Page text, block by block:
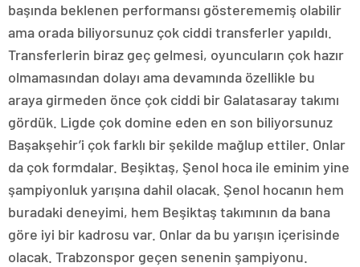
başında beklenen performansı gösterememiş olabilir
ama orada biliyorsunuz çok ciddi transferler yapıldı.
Transferlerin biraz geç gelmesi, oyuncuların çok hazır
olmamasından dolayı ama devamında özellikle bu
araya girmeden önce çok ciddi bir Galatasaray takımı
gördük. Ligde çok domine eden en son biliyorsunuz
Başakşehir’i çok farklı bir şekilde mağlup ettiler. Onlar
da çok formdalar. Beşiktaş, Şenol hoca ile eminim yine
şampiyonluk yarışına dahil olacak. Şenol hocanın hem
buradaki deneyimi, hem Beşiktaş takımının da bana
göre iyi bir kadrosu var. Onlar da bu yarışın içerisinde
olacak. Trabzonspor geçen senenin şampiyonu.